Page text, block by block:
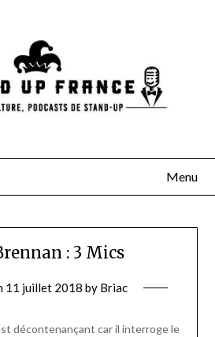
Menu
: 3 Mics
11 juillet 2018 by Briac
décontenançant car il interroge le